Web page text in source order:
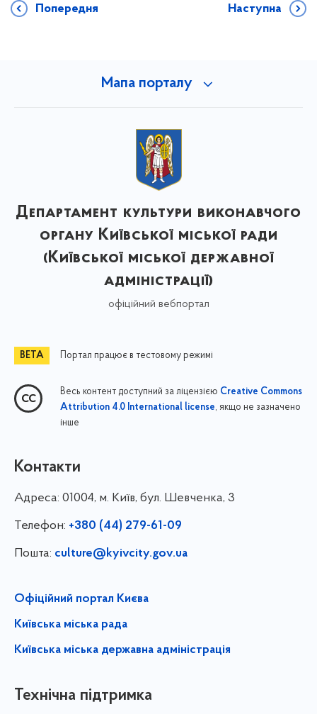
Попередня Наступна
Мапа порталу
Департамент культури виконавчого
органу Київської міської ради
(Київської міської державної
адміністрації)
офіційний вебпортал
Портал працює в тестовому режимі
Весь контент доступний за ліцензією Creative Commons
Attribution 4.0 International license, якщо не зазначено
інше
Контакти
Адреса: 01004, м. Київ, бул. Шевченка, 3
Телефон: +380 (44) 279-61-09
Пошта: culture@kyivcity.gov.ua
Офіційний портал Києва
Київська міська рада
Київська міська державна адміністрація
Технічна підтримка